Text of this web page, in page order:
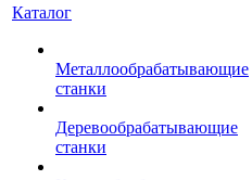
Каталог
Металлообрабатывающие
станки
Деревообрабатывающие
станки